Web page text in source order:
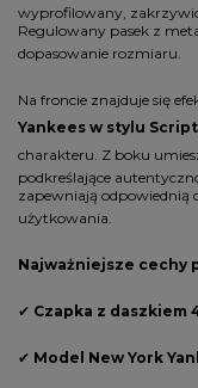
wyprofilowany,
Regulowany pasek z
dopasowanie rozmiaru.
Na froncie znajduje się
Yankees w stylu Script
charakteru. Z boku
podkreślające
zapewniają
użytkowania.
Najważniejsze cechy
✔ Czapka z daszkiem
✔ Model New York